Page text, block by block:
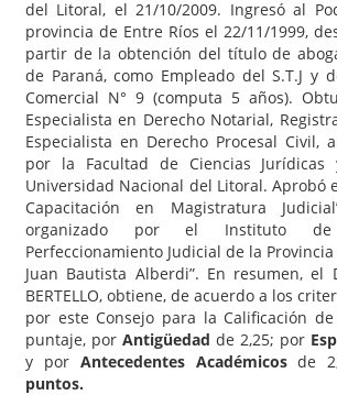
del Litoral, el 21/10/2009. Ingresó al
provincia de Entre Ríos el 22/11/1999,
partir de la obtención del título de
de Paraná, como Empleado del S.T.J y
Comercial N° 9 (computa 5 años).
Especialista en Derecho Notarial,
Especialista en Derecho Procesal Civil,
por la Facultad de Ciencias
Universidad Nacional del Litoral. Aprobó
Capacitación en Magistratura
organizado por el Instituto
Perfeccionamiento Judicial de la Provincia
Juan Bautista Alberdi”. En resumen, el
BERTELLO, obtiene, de acuerdo a los
por este Consejo para la Calificación
puntaje, por Antigüedad de 2,25; por
y por Antecedentes Académicosde
puntos.